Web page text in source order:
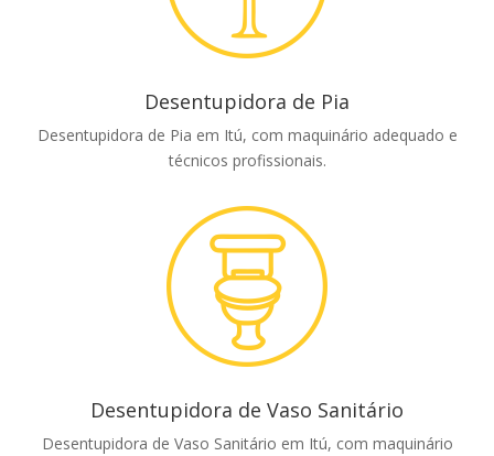
Desentupidora de Pia
Desentupidora de Pia em Itú, com maquinário adequado e
técnicos profissionais.
Desentupidora de Vaso Sanitário
Desentupidora de Vaso Sanitário em Itú, com maquinário